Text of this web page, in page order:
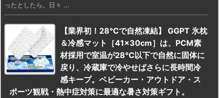
ったとしたら。日々 ...
【業界初！28℃で自然凍結】 GGPT 氷枕
＆冷感マット［41×30cm］は、PCM素
材採用で室温が28℃以下で自然に固体に
戻り、冷蔵庫で冷やせばさらに長時間冷
感キープ。ベビーカー・アウトドア・ス
ポーツ観戦・熱中症対策に最適な暑さ対策ギフト。